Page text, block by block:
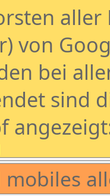
aller
von
bei
sind
mobiles